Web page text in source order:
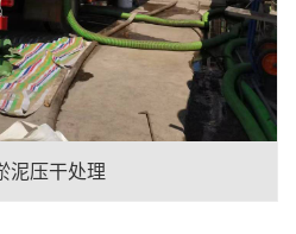
泥压干处理